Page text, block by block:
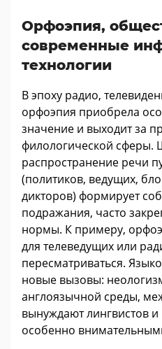
Орфоэпия,
современные
технологии
В эпоху радио,
орфоэпия приобрела
значение и выходит за
филологической сферы.
распространение речи
(политиков, ведущих,
дикторов) формирует
подражания, часто
нормы. К примеру,
для телеведущих или
пересматриваться.
новые вызовы:
англоязычной среды,
вынуждают лингвистов
особенно